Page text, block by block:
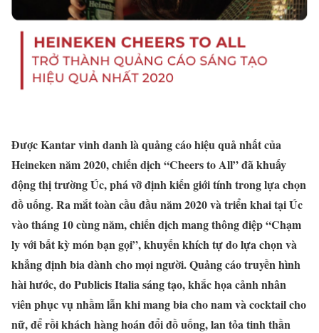
Được Kantar vinh danh là quảng cáo hiệu quả nhất của
Heineken năm 2020, chiến dịch “Cheers to All” đã khuấy
động thị trường Úc, phá vỡ định kiến giới tính trong lựa chọn
đồ uống. Ra mắt toàn cầu đầu năm 2020 và triển khai tại Úc
vào tháng 10 cùng năm, chiến dịch mang thông điệp “Chạm
ly với bất kỳ món bạn gọi”, khuyến khích tự do lựa chọn và
khẳng định bia dành cho mọi người. Quảng cáo truyền hình
hài hước, do Publicis Italia sáng tạo, khắc họa cảnh nhân
viên phục vụ nhầm lẫn khi mang bia cho nam và cocktail cho
nữ, để rồi khách hàng hoán đổi đồ uống, lan tỏa tinh thần